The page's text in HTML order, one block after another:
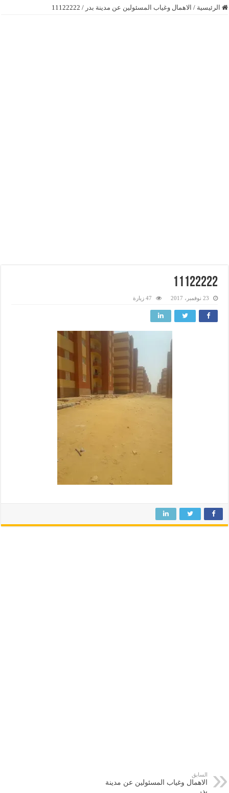
رئيسة المجلس الوطني الكونغولي رونا مكدانيل تدعو إلى التحلي بالصبر حتى يمكن
الرئيسية / الاهمال وغياب المسئولين عن مدينة بدر /
11122222
11122222
23 نوفمبر، 2017 47 زيارة
السابق
الاهمال وغياب المسئولين عن مدينة
بدر